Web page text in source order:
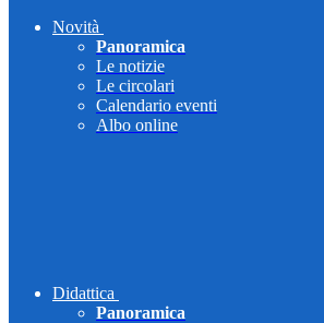
Novità
Panoramica
Le notizie
Le circolari
Calendario eventi
Albo online
Didattica
Panoramica